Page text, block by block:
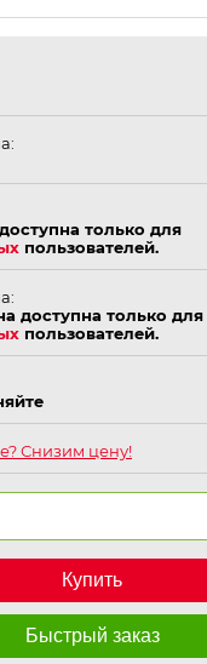
только для
пользователей.
доступна только для
пользователей.
Снизим цену!
Купить
Быстрый заказ